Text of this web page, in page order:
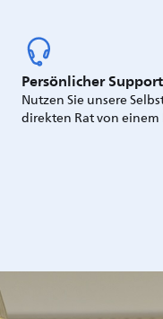
Persönlicher Support
Nutzen Sie unsere
direkten Rat von